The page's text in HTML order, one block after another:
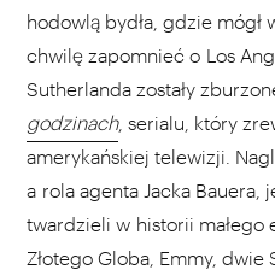
hodowlą bydła, gdzie mógł
chwilę zapomnieć o Los
Sutherlanda zostały
godzinach, serialu, który
amerykańskiej telewizji.
a rola agenta Jacka Bauera,
twardzieli w historii małego
Złotego Globa , Emmy,